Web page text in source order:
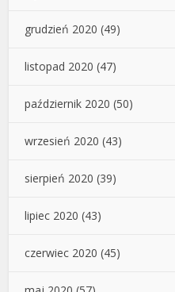
grudzień 2020 (49)
listopad 2020 (47)
październik 2020 (50)
wrzesień 2020 (43)
sierpień 2020 (39)
lipiec 2020 (43)
czerwiec 2020 (45)